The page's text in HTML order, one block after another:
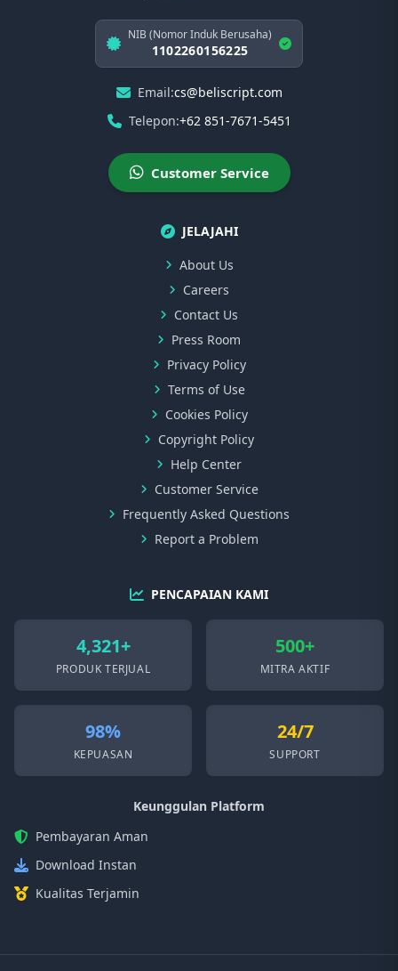
NIB (Nomor Induk Berusaha)
1102260156225
Email:cs@beliscript.com
Telepon:+62 851-7671-5451
Customer Service
JELAJAHI
About Us
Careers
Contact Us
Press Room
Privacy Policy
Terms of Use
Cookies Policy
Copyright Policy
Help Center
Customer Service
Frequently Asked Questions
Report a Problem
PENCAPAIAN KAMI
4,321+
PRODUK TERJUAL
500+
MITRA AKTIF
98%
KEPUASAN
24/7
SUPPORT
Keunggulan Platform
Pembayaran Aman
Download Instan
Kualitas Terjamin